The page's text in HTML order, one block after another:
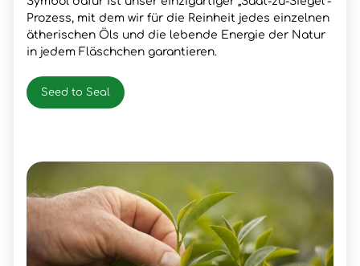
Prozess, mit dem wir für die Reinheit jedes einzelnen
ätherischen Öls und die lebende Energie der Natur
in jedem Fläschchen garantieren.
Seed to Seal